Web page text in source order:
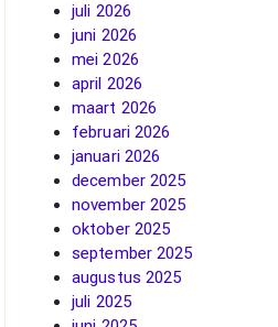
juli 2026
juni 2026
mei 2026
april 2026
maart 2026
februari 2026
januari 2026
december 2025
november 2025
oktober 2025
september 2025
augustus 2025
juli 2025